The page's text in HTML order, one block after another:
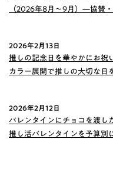
（2026年8月〜9月）—協賛
2026年2月13日
推しの記念日を華やかにお祝
カラー展開で推しの大切な日
2026年2月12日
バレンタインにチョコを渡し
推し活バレンタインを予算別